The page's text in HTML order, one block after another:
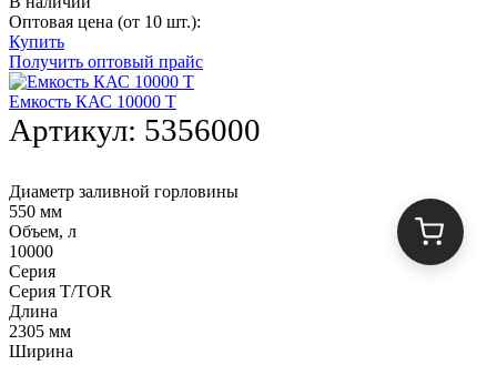
Оптовая цена (от 10 шт.):
Купить
Получить оптовый прайс
Емкость КАС 10000 T
Артикул: 5356000
Диаметр заливной горловины
550 мм
Объем, л
10000
Серия
Серия T/TOR
Длина
2305 мм
Ширина